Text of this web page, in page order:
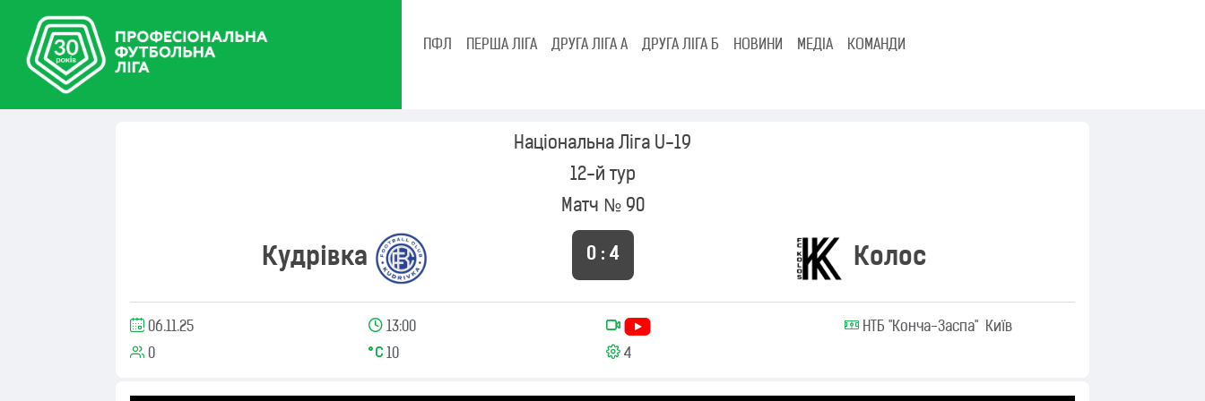
ПФЛ ПЕРША ЛІГА ДРУГА ЛІГА А ДРУГА ЛІГА Б НОВИНИ МЕДІА КОМАНДИ
Національна Ліга U-19
12-й тур
Матч № 90
Кудрівка 0 : 4 Колос
06.11.25 13:00
НТБ "Конча-Заспа" Київ
0
10 4